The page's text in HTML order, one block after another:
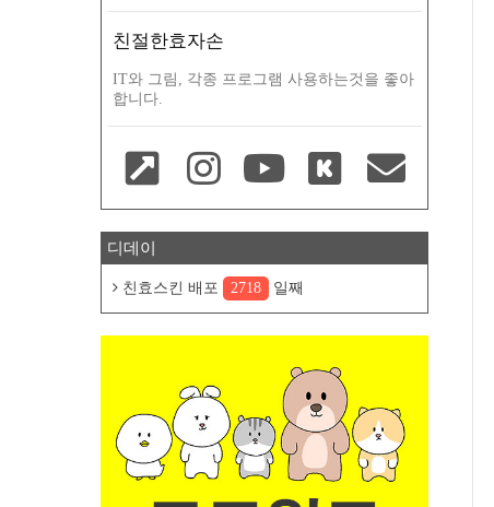
친절한효자손
IT와 그림, 각종 프로그램 사용하는것을 좋아
합니다.
디데이
친효스킨 배포 2718 일째